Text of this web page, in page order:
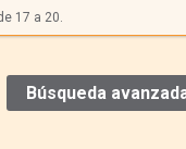
17 a 20.
Búsqueda